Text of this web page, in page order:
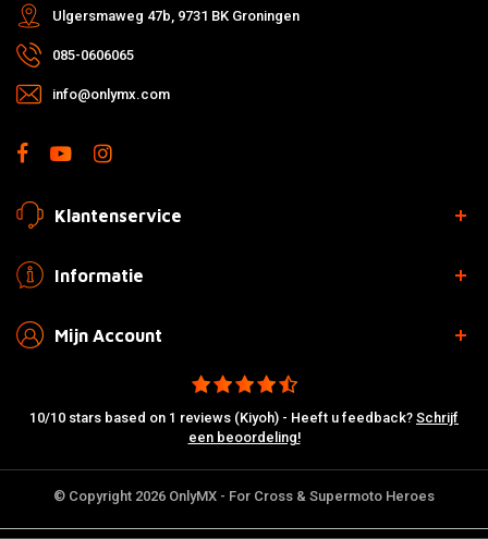
Ulgersmaweg 47b, 9731 BK Groningen
085-0606065
info@onlymx.com
Klantenservice
Informatie
Mijn Account
10/10 stars based on 1 reviews (Kiyoh) - Heeft u feedback? Schrijf
een beoordeling!
© Copyright 2026 OnlyMX - For Cross & Supermoto Heroes